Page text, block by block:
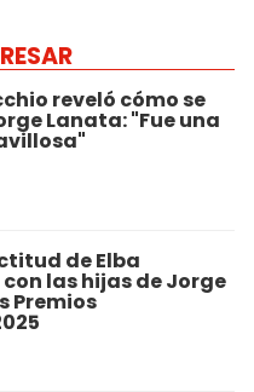
reveló cómo se
Lanata: "Fue una
de Elba
las hijas de Jorge
Premios